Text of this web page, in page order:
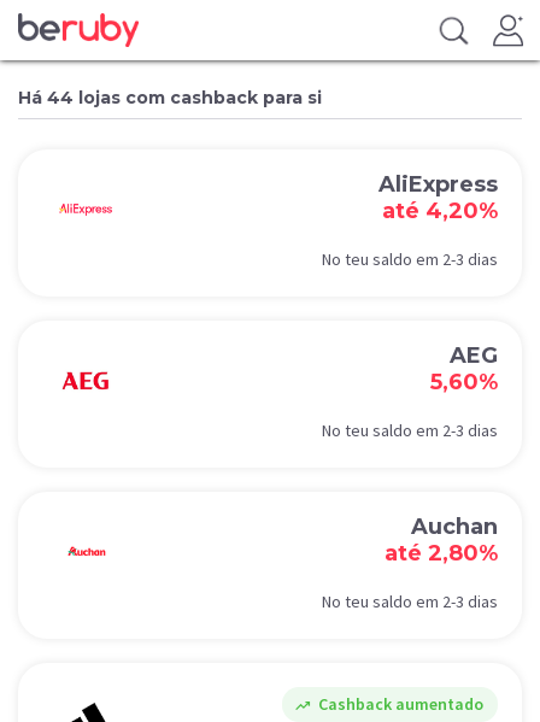
Há 44 lojas com cashback para si
AliExpress
até 4,20%
No teu saldo em 2-3 dias
AEG
5,60%
No teu saldo em 2-3 dias
Auchan
até 2,80%
No teu saldo em 2-3 dias
trending_up Cashback aumentado